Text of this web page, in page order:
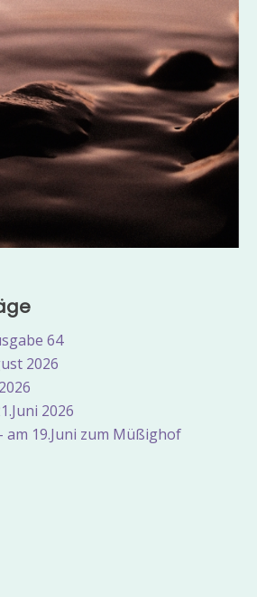
64
2026
2026
am 19.Juni zum Müßighof